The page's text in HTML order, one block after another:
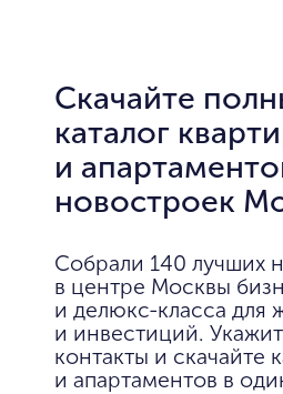
Скачайте
каталог
и
новостроек
Собрали 140 лучших
в центре Москвы
и делюкс-класса для
и инвестиций.
контакты и скачайте
и апартаментов в